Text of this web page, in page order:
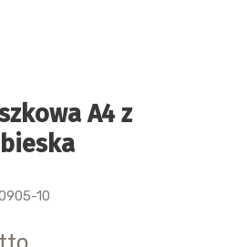
A4 z
10